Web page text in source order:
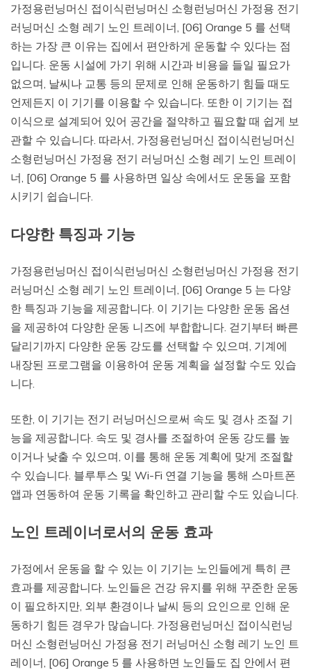
가정용런닝머신 접이식런닝머신 소형런닝머신 가정용 전기
러닝머신 소형 레기 노인 트레이너, [06] Orange 5 를 선택
하는 가장 큰 이유는 집에서 편안하게 운동할 수 있다는 점
입니다. 운동 시설에 가기 위해 시간과 비용을 들일 필요가
없으며, 날씨나 교통 등의 문제로 인해 운동하기 힘들 때도
언제든지 이 기기를 이용할 수 있습니다. 또한 이 기기는 접
이식으로 설계되어 있어 공간을 절약하고 필요할 때 쉽게 보
관할 수 있습니다. 따라서, 가정용런닝머신 접이식런닝머신
소형런닝머신 가정용 전기 러닝머신 소형 레기 노인 트레이
너, [06] Orange 5 를 사용하면 일상 속에서도 운동을 포함
시키기 쉽습니다.
다양한 특징과 기능
가정용런닝머신 접이식런닝머신 소형런닝머신 가정용 전기
러닝머신 소형 레기 노인 트레이너, [06] Orange 5 는 다양
한 특징과 기능을 제공합니다. 이 기기는 다양한 운동 옵션
을 제공하여 다양한 운동 니즈에 부합합니다. 걷기부터 빠른
달리기까지 다양한 운동 강도를 선택할 수 있으며, 기계에
내장된 프로그램을 이용하여 운동 계획을 설정할 수도 있습
니다.
또한, 이 기기는 전기 러닝머신으로써 속도 및 경사 조절 기
능을 제공합니다. 속도 및 경사를 조절하여 운동 강도를 높
이거나 낮출 수 있으며, 이를 통해 운동 계획에 맞게 조절할
수 있습니다. 블루투스 및 Wi-Fi 연결 기능을 통해 스마트폰
앱과 연동하여 운동 기록을 확인하고 관리할 수도 있습니다.
노인 트레이너로서의 운동 효과
가정에서 운동을 할 수 있는 이 기기는 노인들에게 특히 큰
효과를 제공합니다. 노인들은 건강 유지를 위해 꾸준한 운동
이 필요하지만, 외부 환경이나 날씨 등의 요인으로 인해 운
동하기 힘든 경우가 많습니다. 가정용런닝머신 접이식런닝
머신 소형런닝머신 가정용 전기 러닝머신 소형 레기 노인 트
레이너, [06] Orange 5 를 사용하면 노인들도 집 안에서 편